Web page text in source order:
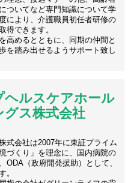
ついてなど専門知識について学
により、介護職員初任者研修の
得できます。
高めるとともに、同期の仲間と
を踏み出せるようサポート致し
ヘルスケアホール
グス株式会社
式会社は2007年に東証プライム
づくり」を理念に、国内病院の
ODA（政府開発援助）として、
。